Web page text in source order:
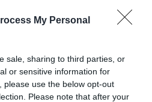
My Personal
sale, sharing to third parties, or
or sensitive information for
please use the below opt-out
Please note that after your
participezà son
SOUTENIR